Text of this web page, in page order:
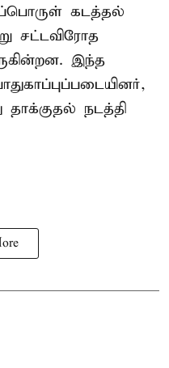
கடத்தல்
சட்டவிரோத
இந்த
நடத்தி